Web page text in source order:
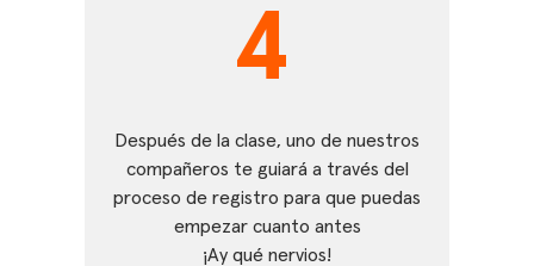
4
Después de la clase, uno de nuestros
compañeros te guiará a través del
proceso de registro para que puedas
empezar cuanto antes
¡Ay qué nervios!